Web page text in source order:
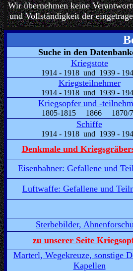
Wir übernehmen keine
und Vollständigkeit der
Suche in den
Kriegstote
1914 - 1918 und 1939 -
Kriegsteilnehmer
1914 - 1918 und 1939 -
Kriegsopfer und -
1805-1815 1866 1870/
Schiffe
1914 - 1918 und 1939 -
Denkmale und
Eisenbahner: Gefallene und
Luftwaffe: Gefallene und
Sterbebilder,
zu unserer Seite
Marterl, Wegekreuze, sonstige
Kapellen